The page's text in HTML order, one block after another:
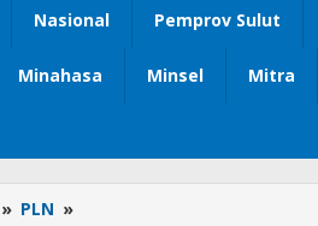
Nasional Pemprov Sulut
Minahasa Minsel Mitra
» PLN »